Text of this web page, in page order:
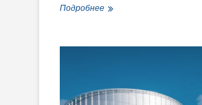
ПодробнееГражданина
на